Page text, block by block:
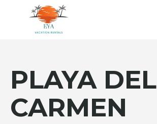
PLAYA DEL
CARMEN